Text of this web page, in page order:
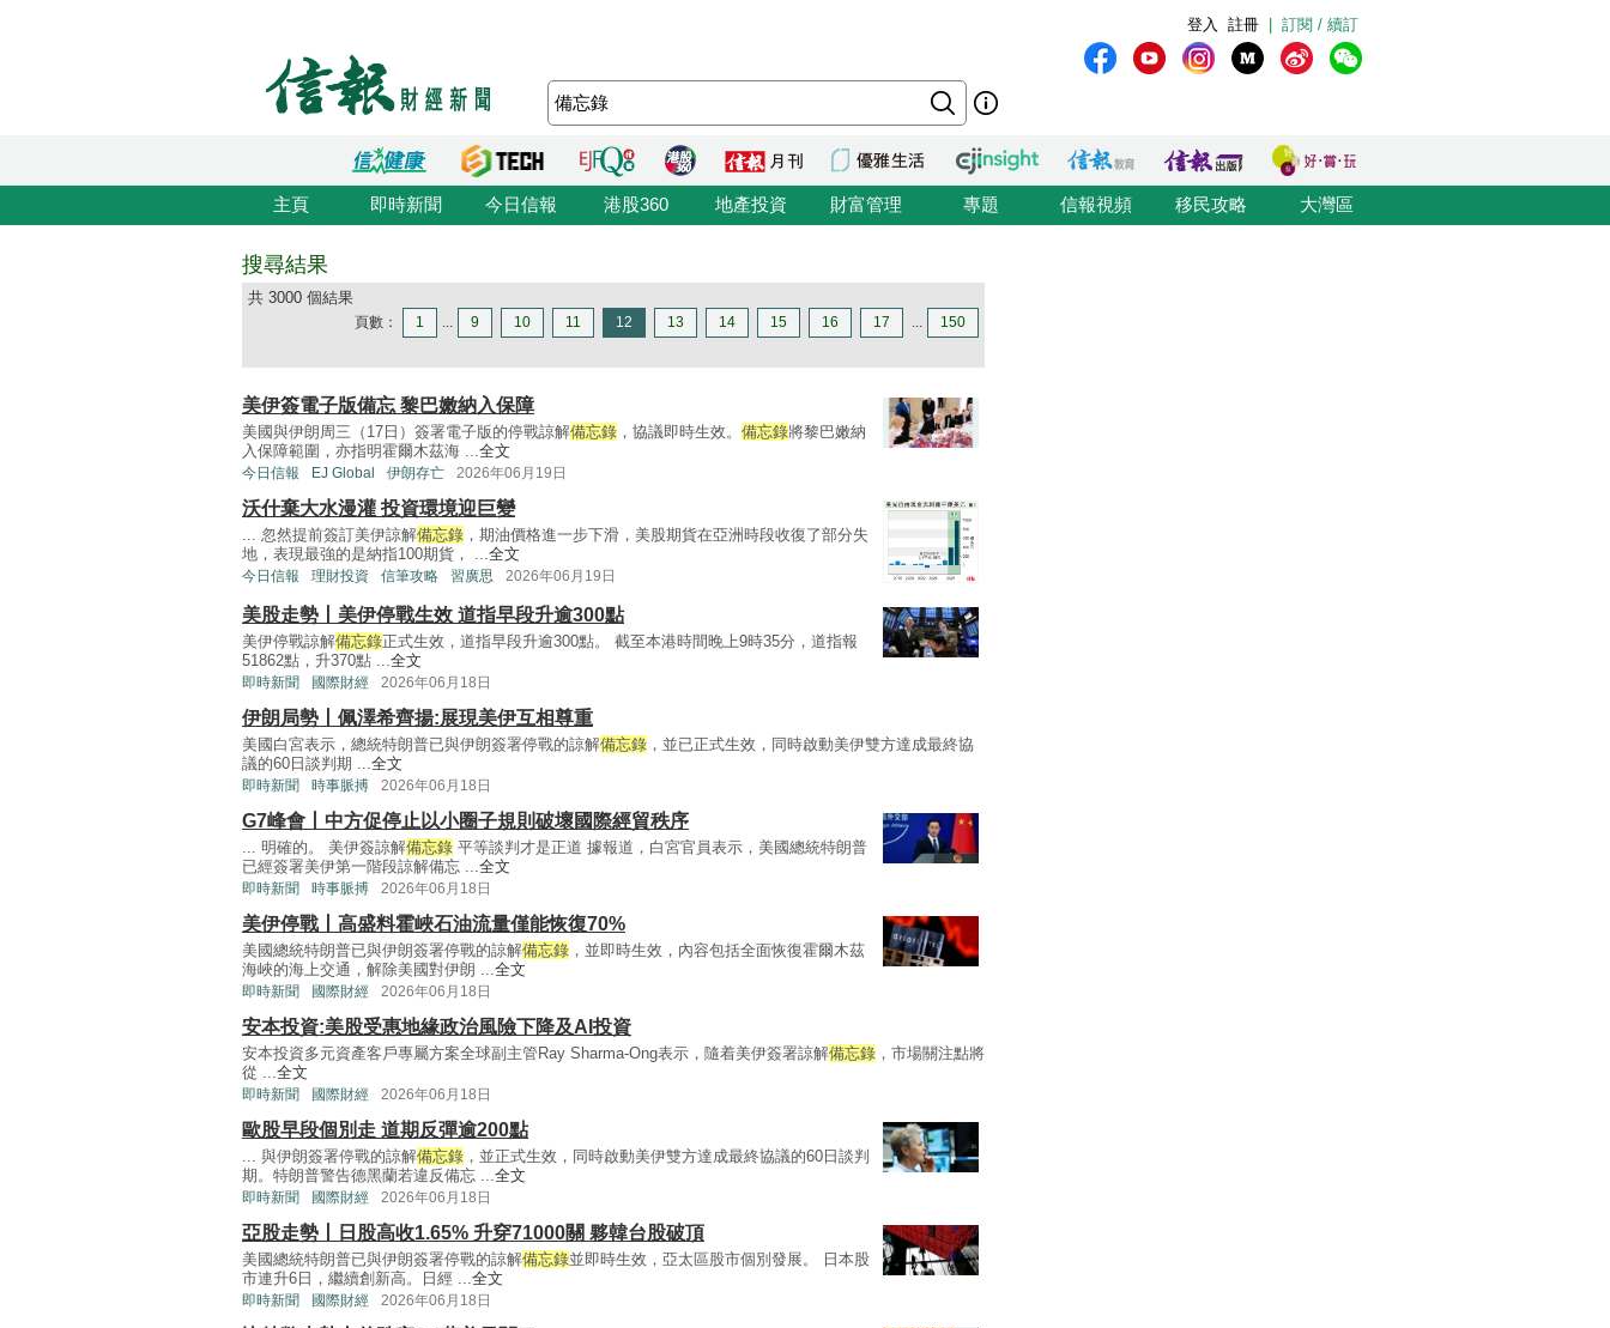
訂閱 / 續訂
註冊
登入
主頁 即時新聞 今日信報 港股360 地產投資 財富管理 專題 信報視頻 移民攻略 大灣區
搜尋結果
共 3000 個結果
頁數： 1 ... 9 10 11 12 13 14 15 16 17 ... 150
美伊簽電子版備忘 黎巴嫩納入保障
美國與伊朗周三（17日）簽署電子版的停戰諒解備忘錄 ，協議即時生效。 備忘錄將黎巴嫩納
入保障範圍，亦指明霍爾木茲海 ...全文
今日信報 EJ Global 伊朗存亡 2026年06月19日
沃什棄大水漫灌 投資環境迎巨變
... 忽然提前簽訂美伊諒解備忘錄 ，期油價格進一步下滑，美股期貨在亞洲時段收復了部分失
地，表現最強的是納指100期貨， ...全文
今日信報 理財投資 信筆攻略 習廣思 2026年06月19日
美股走勢丨美伊停戰生效 道指早段升逾300點
美伊停戰諒解備忘錄正式生效，道指早段升逾300點。 截至本港時間晚上9時35分，道指報
51862點，升370點 ...全文
即時新聞 國際財經 2026年06月18日
伊朗局勢丨佩澤希齊揚:展現美伊互相尊重
美國白宮表示，總統特朗普已與伊朗簽署停戰的諒解備忘錄 ，並已正式生效，同時啟動美伊雙方達成最終協
議的60日談判期 ...全文
即時新聞 時事脈搏 2026年06月18日
G7峰會丨中方促停止以小圈子規則破壞國際經貿秩序
... 明確的。 美伊簽諒解備忘錄 平等談判才是正道 據報道，白宮官員表示，美國總統特朗普
已經簽署美伊第一階段諒解備忘 ...全文
即時新聞 時事脈搏 2026年06月18日
美伊停戰丨高盛料霍峽石油流量僅能恢復70%
美國總統特朗普已與伊朗簽署停戰的諒解備忘錄 ，並即時生效，內容包括全面恢復霍爾木茲
海峽的海上交通，解除美國對伊朗 ...全文
即時新聞 國際財經 2026年06月18日
安本投資:美股受惠地緣政治風險下降及AI投資
安本投資多元資產客戶專屬方案全球副主管Ray Sharma-Ong表示，隨着美伊簽署諒解備忘錄 ，市場關注點將
從 ...全文
即時新聞 國際財經 2026年06月18日
歐股早段個別走 道期反彈逾200點
... 與伊朗簽署停戰的諒解備忘錄 ，並正式生效，同時啟動美伊雙方達成最終協議的60日談判
期。特朗普警告德黑蘭若違反備忘 ...全文
即時新聞 國際財經 2026年06月18日
亞股走勢丨日股高收1.65% 升穿71000關 夥韓台股破頂
美國總統特朗普已與伊朗簽署停戰的諒解備忘錄並即時生效，亞太區股市個別發展。 日本股
市連升6日，繼續創新高。日經 ...全文
即時新聞 國際財經 2026年06月18日